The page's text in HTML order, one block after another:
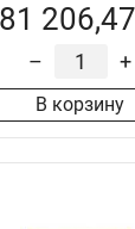
81
– +
В корзину